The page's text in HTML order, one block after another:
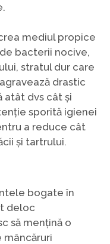
mediul propice
bacterii nocive,
stratul dur care
drastic
atât dvs cât și
sporită igienei
a reduce cât
și tartrului.
bogate în
deloc
să mențină o
mâncăruri